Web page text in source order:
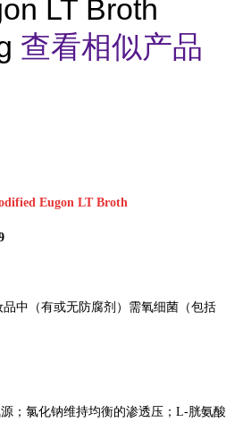
LT Broth
查看相似产品
Eugon LT Broth
品中（有或无防腐剂）需氧细菌（包括
；氯化钠维持均衡的渗透压；L-胱氨酸